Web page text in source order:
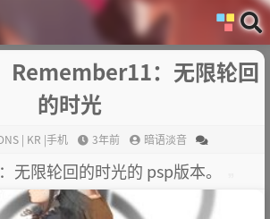
Remember11：无限轮回
的时光
| KR |手机 3年前 暗语淡音
无限轮回的时光的 psp版本。